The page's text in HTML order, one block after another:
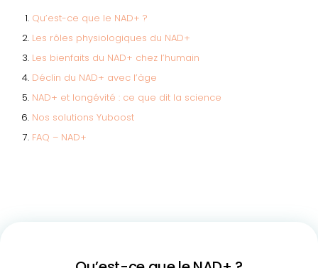
Qu’est-ce que le NAD+ ?
Les rôles physiologiques du NAD+
Les bienfaits du NAD+ chez l’humain
Déclin du NAD+ avec l’âge
NAD+ et longévité : ce que dit la science
Nos solutions Yuboost
FAQ – NAD+